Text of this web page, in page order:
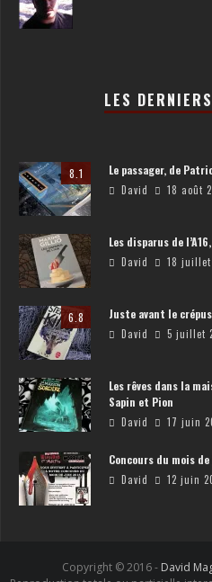
LES
8.1 Le passager, de
David 18 août
Les disparus de
David 18 juillet
6.8 Juste avant le
David 5 juillet
Les rêves dans la
Sapin et Pion
David 17 juin
Concours du mois
David 12 juin
Copyright © 2016 - David